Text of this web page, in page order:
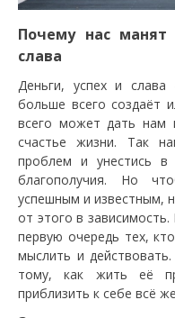
Почему нас
слава
Деньги, успех и
больше всего создаёт
всего может дать нам
счастье жизни. Так
проблем и унестись
благополучия. Но
успешным и известным,
от этого в
первую очередь тех,
мыслить и
тому, как жить её
приблизить к себе всё